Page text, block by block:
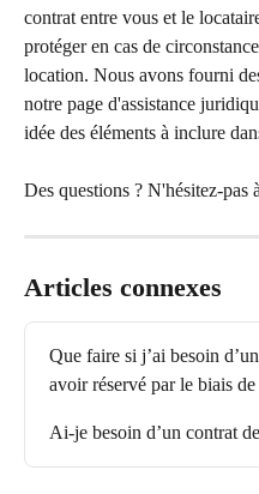
contrat entre vous et le
protéger en cas de
location. Nous avons fourni
notre page d'assistance
idée des éléments à inclure
Des questions ? N'hésitez-pas
Articles connexes
Que faire si j’ai besoin
avoir réservé par le biais
Ai-je besoin d’un contrat